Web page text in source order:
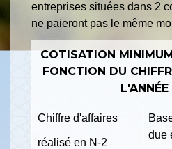
entreprises situées dans 2
ne paieront pas le même
COTISATION
FONCTION DU
Chiffre d'affaires
réalisé en N-2
due